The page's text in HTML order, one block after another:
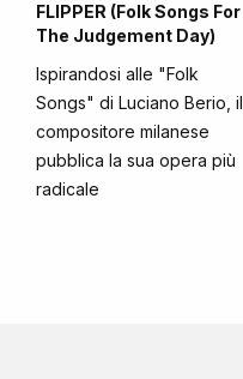
FLIPPER (Folk Songs For
The Judgement Day)
Ispirandosi alle "Folk
Songs" di Luciano Berio, il
compositore milanese
pubblica la sua opera più
radicale